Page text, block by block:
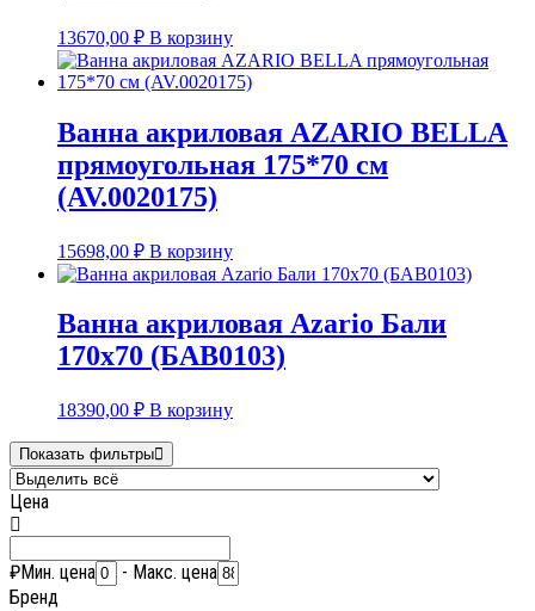
13670,00 ₽ В корзину
Ванна акриловая AZARIO BELLA
прямоугольная 175*70 см
(AV.0020175)
15698,00 ₽ В корзину
Ванна акриловая Azario Бали
170х70 (БАВ0103)
18390,00 ₽ В корзину
Показать фильтры
Цена
₽Мин. цена - Макс. цена
Бренд